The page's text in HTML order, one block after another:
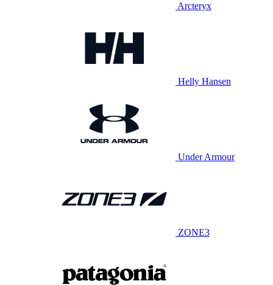
Arcteryx
Helly Hansen
Under Armour
ZONE3